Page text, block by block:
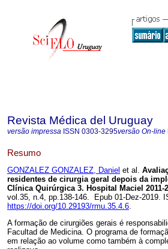
Revista Médica del Uruguay
versão impressa ISSN 0303-3295versão On-line
Resumo
GONZALEZ GONZALEZ, Daniel et al.
residentes de cirurgia geral depois da
Clínica Quirúrgica 3. Hospital Maciel 2011-
vol.35, n.4, pp.138-146. Epub 01-Dez-2019.
https://doi.org/10.29193/rmu.35.4.6.
A formação de cirurgiões gerais é
Facultad de Medicina. O programa de
em relação ao volume como também à